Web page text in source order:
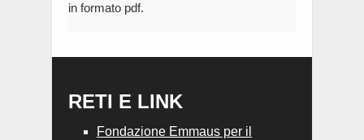
in formato pdf.
RETI E LINK
Fondazione Emmaus per il